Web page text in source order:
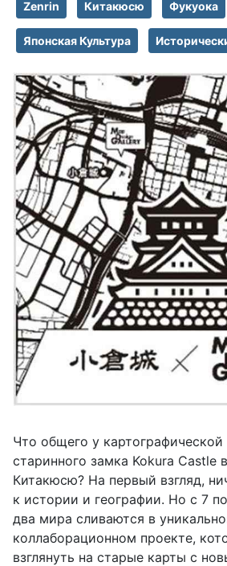
Zenrin Китакюсю Фукуока
Японская Культура
Что общего у
старинного замка Kokura Castle
Китакюсю? На первый взгляд,
к истории и географии. Но с 7
два мира сливаются в
коллаборационном проекте,
взглянуть на старые карты с